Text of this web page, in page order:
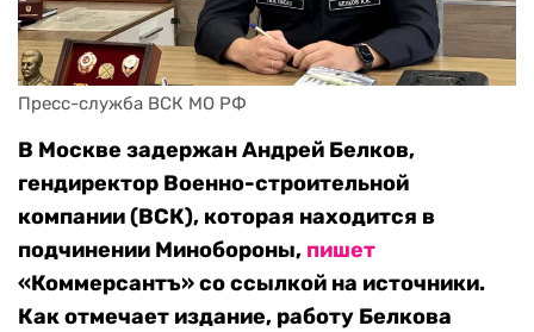
Пресс-служба ВСК МО РФ
В Москве задержан Андрей Белков,
гендиректор Военно-строительной
компании (ВСК), которая находится в
подчинении Минобороны, пишет
«Коммерсантъ» со ссылкой на источники.
Как отмечает издание, работу Белкова